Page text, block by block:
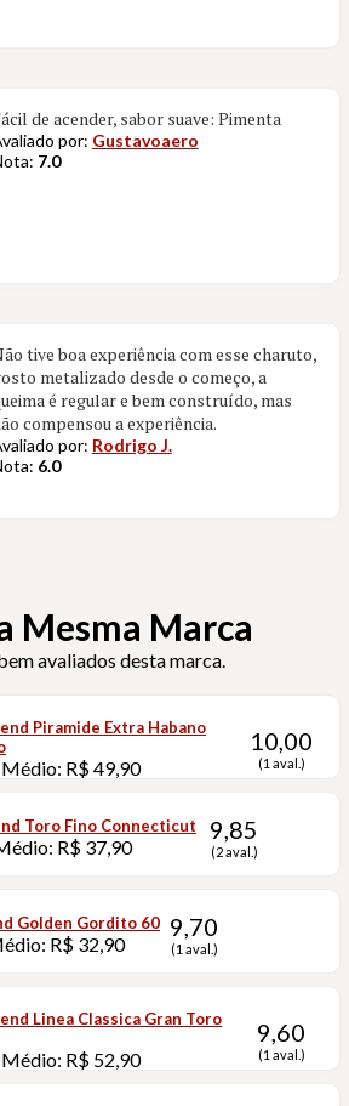
de acender, sabor suave: Pimenta
por: Gustavoaero
7.0
tive boa experiência com esse charuto,
metalizado desde o começo, a
é regular e bem construído, mas
compensou a experiência.
por: Rodrigo J.
6.0
Mesma Marca
avaliados desta marca.
Piramide Extra Habano
R$ 49,90
10,00
(1 aval.)
Toro Fino Connecticut
R$ 37,90
9,85
(2 aval.)
Golden Gordito 60
R$ 32,90
9,70
(1 aval.)
Linea Classica Gran Toro
R$ 52,90
9,60
(1 aval.)